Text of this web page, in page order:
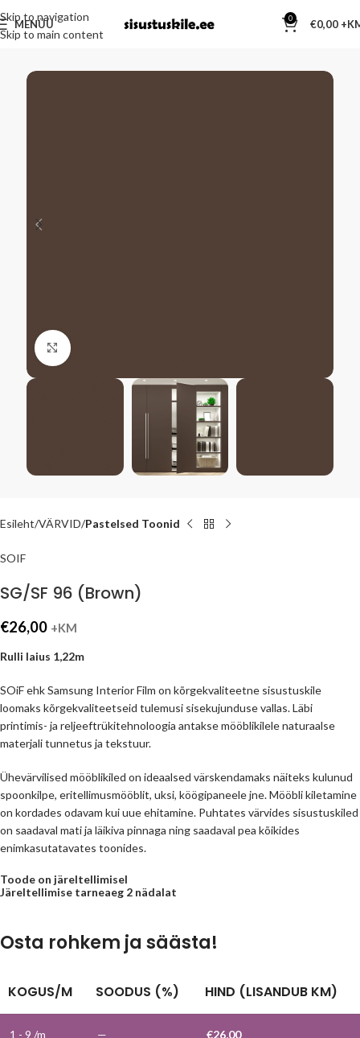
Skip to navigation
Skip to main content
MENÜÜ 0 €0,00
Kliki suurendamiseks
Esileht VÄRVID Pastelsed Toonid
SOIF
SG/SF 96 (Brown)
€26,00 +KM
Rulli laius 1,22m
SOiF ehk Samsung Interior Film on kõrgekvaliteetne sisustuskile
loomaks kõrgekvaliteetseid tulemusi sisekujunduse vallas. Läbi
printimis- ja reljeeftrükitehnoloogia antakse mööblikilele naturaalse
materjali tunnetus ja tekstuur.
Ühevärvilised mööblikiled on ideaalsed värskendamaks näiteks kulunud
spoonkilpe, eritellimusmööblit, uksi, köögipaneele jne. Mööbli kiletamine
on kordades odavam kui uue ehitamine. Puhtates värvides sisustuskiled
on saadaval mati ja läikiva pinnaga ning saadaval pea kõikides
enimkasutatavates toonides.
Toode on järeltellimisel
Järeltellimise tarneaeg 2 nädalat
Osta rohkem ja säästa!
KOGUS/M SOODUS (%) HIND (LISANDUB KM)
1 - 9 /m — €26,00